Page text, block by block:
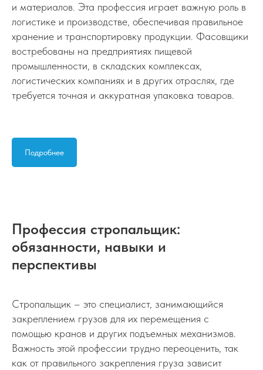
и материалов. Эта профессия играет важную роль в
логистике и производстве, обеспечивая правильное
хранение и транспортировку продукции. Фасовщики
востребованы на предприятиях пищевой
промышленности, в складских комплексах,
логистических компаниях и в других отраслях, где
требуется точная и аккуратная упаковка товаров.
Подробнее
Профессия стропальщик:
обязанности, навыки и
перспективы
Стропальщик – это специалист, занимающийся
закреплением грузов для их перемещения с
помощью кранов и других подъемных механизмов.
Важность этой профессии трудно переоценить, так
как от правильного закрепления груза зависит